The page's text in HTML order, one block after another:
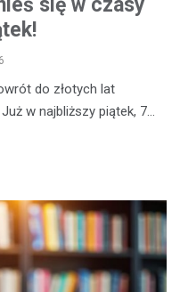
do złotych lat
w najbliższy piątek, 7…